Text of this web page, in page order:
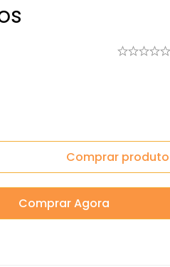
Comprar produto
Comprar Agora